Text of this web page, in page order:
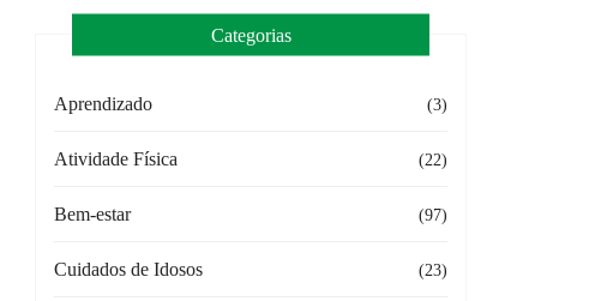
Categorias
Aprendizado (3)
Atividade Física (22)
Bem-estar (97)
Cuidados de Idosos (23)